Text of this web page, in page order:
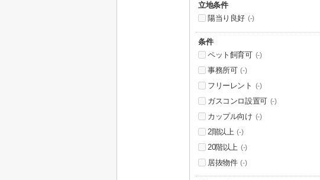
立地条件
陽当り良好 (-)
条件
ペット飼育可 (-)
事務所可 (-)
フリーレント (-)
ガスコンロ設置可 (-)
カップル向け (-)
2階以上 (-)
20階以上 (-)
居抜物件 (-)